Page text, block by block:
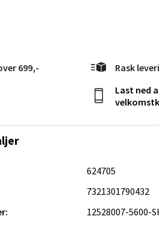
699,- Rask
Last ned
624705
7321301790432
12528007-5600-